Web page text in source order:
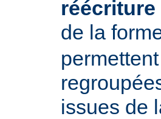
réécriture
de la
issues de